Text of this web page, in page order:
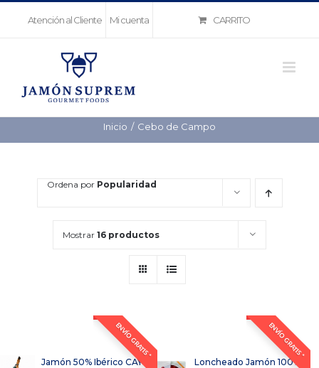
Atención al Cliente Mi cuenta CARRITO
Inicio Cebo de Campo
Ordena por Popularidad
Mostrar 16 productos
ENVÍO GRATIS *
Jamón 50% Ibérico CAYO
ENVÍO GRATIS *
Loncheado Jamón 100%